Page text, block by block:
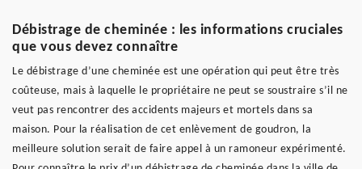
Débistrage de cheminée : les informations cruciales
que vous devez connaître
Le débistrage d’une cheminée est une opération qui peut être très
coûteuse, mais à laquelle le propriétaire ne peut se soustraire s’il ne
veut pas rencontrer des accidents majeurs et mortels dans sa
maison. Pour la réalisation de cet enlèvement de goudron, la
meilleure solution serait de faire appel à un ramoneur expérimenté.